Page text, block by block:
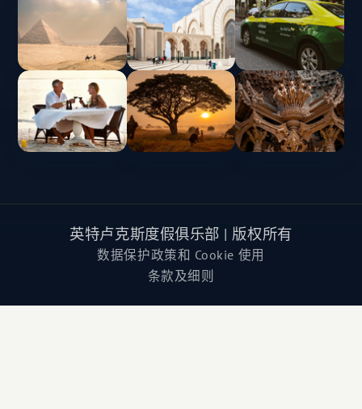
英特卢克斯度假俱乐部 | 版权所有
数据保护政策和 Cookie 使用
条款及细则